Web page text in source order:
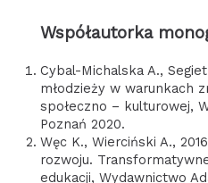
Współautorka
Cybal-Michalska A.,
młodzieży w warunkach
społeczno – kulturowej,
Poznań 2020.
Węc K., Wierciński A.,
rozwoju.
edukacji, Wydawnictwo